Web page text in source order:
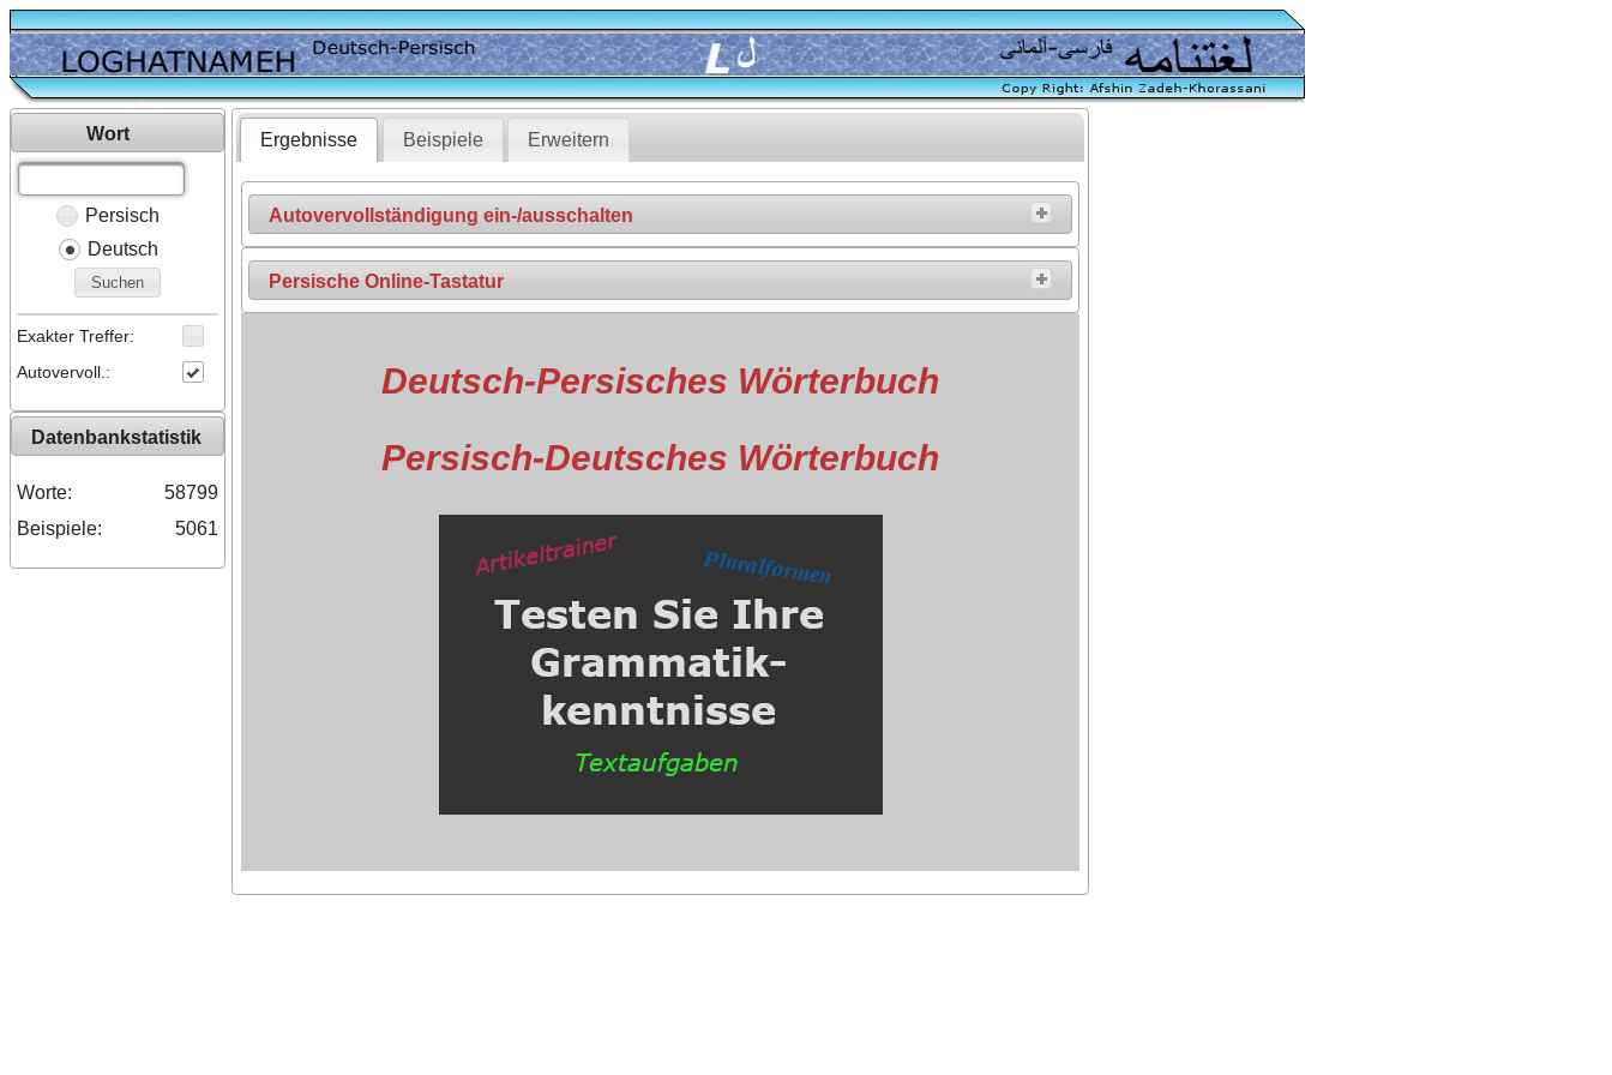
Wort
Persisch
Deutsch
Suchen
Exakter Treffer:
Autovervoll.:
Datenbankstatistik
Worte:
58799
Beispiele:
5061
Ergebnisse Beispiele Erweitern
Autovervollständigung ein-/ausschalten
Persische Online-Tastatur
Deutsch-Persisches Wörterbuch
Persisch-Deutsches Wörterbuch